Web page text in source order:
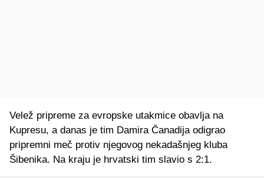
Velež pripreme za evropske utakmice obavlja na
Kupresu, a danas je tim Damira Čanadija odigrao
pripremni meč protiv njegovog nekadašnjeg kluba
Šibenika. Na kraju je hrvatski tim slavio s 2:1.